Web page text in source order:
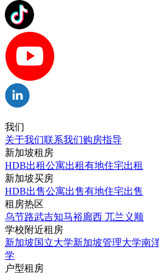
我们
关于我们联系我们购房指导
新加坡租房
HDB出租公寓出租有地住宅出租
新加坡买房
HDB出售公寓出售有地住宅出售
租房热区
乌节路武吉知马裕廊西 兀兰 义顺
学校附近租房
新加坡国立大学新加坡管理大学南
学
户型租房